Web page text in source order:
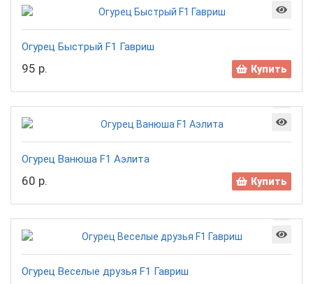
Огурец Быстрый F1 Гавриш
95 р. Купить
Огурец Ванюша F1 Аэлита
60 р. Купить
Огурец Веселые друзья F1 Гавриш